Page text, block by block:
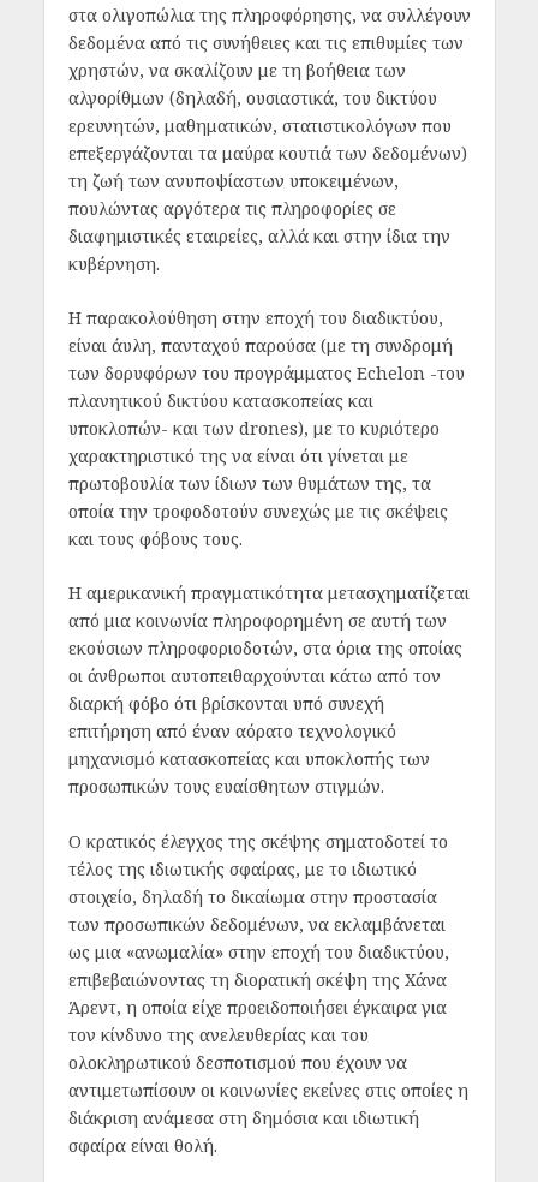
στα ολιγοπώλια της πληροφόρησης, να συλλέγουν
δεδομένα από τις συνήθειες και τις επιθυμίες των
χρηστών, να σκαλίζουν με τη βοήθεια των
αλγορίθμων (δηλαδή, ουσιαστικά, του δικτύου
ερευνητών, μαθηματικών, στατιστικολόγων που
επεξεργάζονται τα μαύρα κουτιά των δεδομένων)
τη ζωή των ανυποψίαστων υποκειμένων,
πουλώντας αργότερα τις πληροφορίες σε
διαφημιστικές εταιρείες, αλλά και στην ίδια την
κυβέρνηση.
Η παρακολούθηση στην εποχή του διαδικτύου,
είναι άυλη, πανταχού παρούσα (με τη συνδρομή
των δορυφόρων του προγράμματος Echelon -του
πλανητικού δικτύου κατασκοπείας και
υποκλοπών- και των drones), με το κυριότερο
χαρακτηριστικό της να είναι ότι γίνεται με
πρωτοβουλία των ίδιων των θυμάτων της, τα
οποία την τροφοδοτούν συνεχώς με τις σκέψεις
και τους φόβους τους.
Η αμερικανική πραγματικότητα μετασχηματίζεται
από μια κοινωνία πληροφορημένη σε αυτή των
εκούσιων πληροφοριοδοτών, στα όρια της οποίας
οι άνθρωποι αυτοπειθαρχούνται κάτω από τον
διαρκή φόβο ότι βρίσκονται υπό συνεχή
επιτήρηση από έναν αόρατο τεχνολογικό
μηχανισμό κατασκοπείας και υποκλοπής των
προσωπικών τους ευαίσθητων στιγμών.
Ο κρατικός έλεγχος της σκέψης σηματοδοτεί το
τέλος της ιδιωτικής σφαίρας, με το ιδιωτικό
στοιχείο, δηλαδή το δικαίωμα στην προστασία
των προσωπικών δεδομένων, να εκλαμβάνεται
ως μια «ανωμαλία» στην εποχή του διαδικτύου,
επιβεβαιώνοντας τη διορατική σκέψη της Χάνα
Άρεντ, η οποία είχε προειδοποιήσει έγκαιρα για
τον κίνδυνο της ανελευθερίας και του
ολοκληρωτικού δεσποτισμού που έχουν να
αντιμετωπίσουν οι κοινωνίες εκείνες στις οποίες η
διάκριση ανάμεσα στη δημόσια και ιδιωτική
σφαίρα είναι θολή.